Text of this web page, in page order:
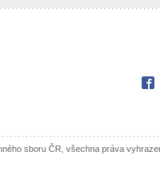
sboru ČR, všechna práva